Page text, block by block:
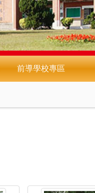
前導學校專區